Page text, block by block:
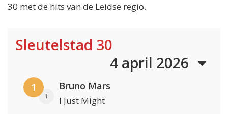
30 met de hits van de Leidse regio.
Sleutelstad 30
4 april 2026
1
1
Bruno Mars
I Just Might